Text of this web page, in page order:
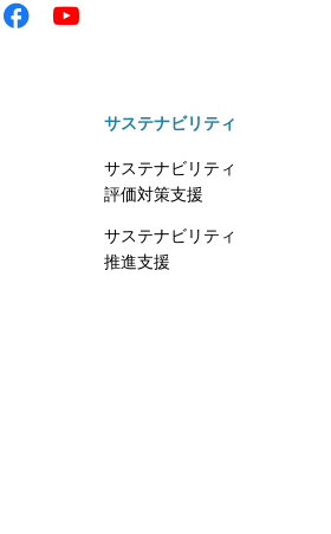
サステナビリティ
サステナビリティ
評価対策支援
サステナビリティ
推進支援